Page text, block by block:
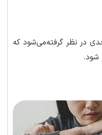
در نظر گرفته‌می‌شود که
شود.